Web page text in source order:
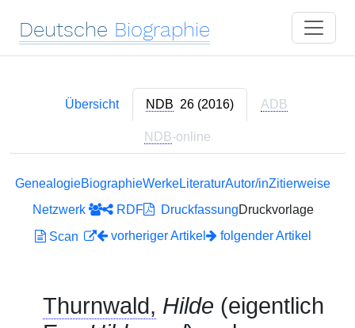
Deutsche Biographie
Übersicht NDB 26 (2016) ADB
NDB-online
GenealogieBiographieWerkeLiteraturAutor/inZitierweise
Netzwerk
RDF DruckfassungDruckvorlage
Scan
vorheriger Artikel folgender Artikel
Thurnwald, Hilde (eigentlich